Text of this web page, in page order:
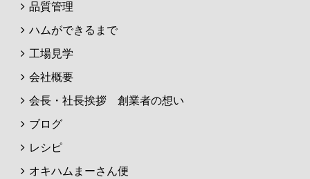
品質管理
ハムができるまで
工場見学
会社概要
会長・社長挨拶 創業者の想い
ブログ
レシピ
オキハムまーさん便